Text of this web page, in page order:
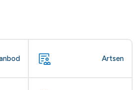
Artsen